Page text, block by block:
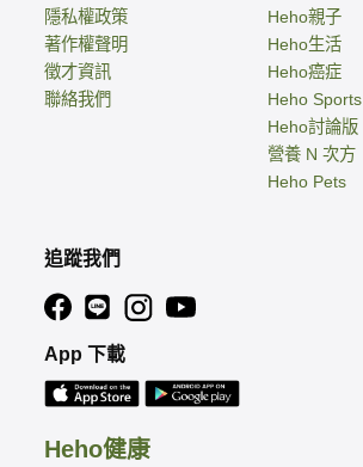
Heho健康
隱私權政策
著作權聲明
徵才資訊
聯絡我們
Heho親子
Heho生活
Heho癌症
Heho Sports
Heho討論版
營養 N 次方
Heho Pets
追蹤我們
App 下載